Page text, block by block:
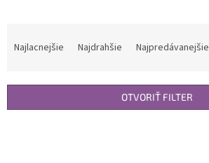
i
Najlacnejšie Najdrahšie Najpredávanejšie
OTVORIŤ FILTER